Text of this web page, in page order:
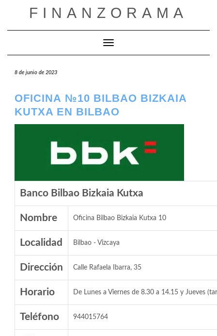
FINANZORAMA
Cambiar modo de navegación
8 de junio de 2023
OFICINA №10 BILBAO BIZKAIA
KUTXA EN BILBAO
Banco Bilbao Bizkaia Kutxa
Nombre Oficina Bilbao Bizkaia Kutxa 10
Localidad Bilbao - Vizcaya
Dirección Calle Rafaela Ibarra, 35
Horario De Lunes a Viernes de 8.30 a 14.15 y Jueves
Teléfono 944015764